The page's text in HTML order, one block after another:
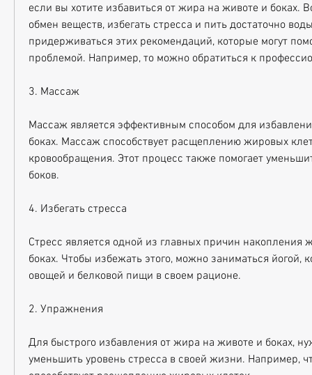
если вы хотите избавиться от жира на животе и боках.
обмен веществ, избегать стресса и пить достаточно
придерживаться этих рекомендаций, которые могут
проблемой. Например, то можно обратиться к
3. Массаж
Массаж является эффективным способом для
боках. Массаж способствует расщеплению жировых
кровообращения. Этот процесс также помогает
боков.
4. Избегать стресса
Стресс является одной из главных причин накопления
боках. Чтобы избежать этого, можно заниматься йогой,
овощей и белковой пищи в своем рационе.
2. Упражнения
Для быстрого избавления от жира на животе и боках,
уменьшить уровень стресса в своей жизни. Например,